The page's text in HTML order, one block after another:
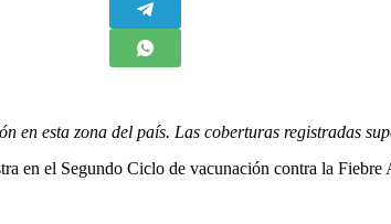
en esta zona del país. Las coberturas registradas
en el Segundo Ciclo de vacunación contra la